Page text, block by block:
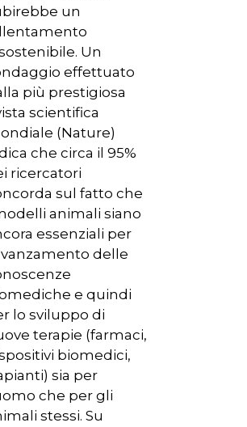
un
Un
effettuato
più prestigiosa
scientifica
(Nature)
che circa il 95%
ricercatori
sul fatto che
animali siano
essenziali per
delle
e quindi
lo sviluppo di
terapie (farmaci,
biomedici,
sia per
che per gli
stessi. Su